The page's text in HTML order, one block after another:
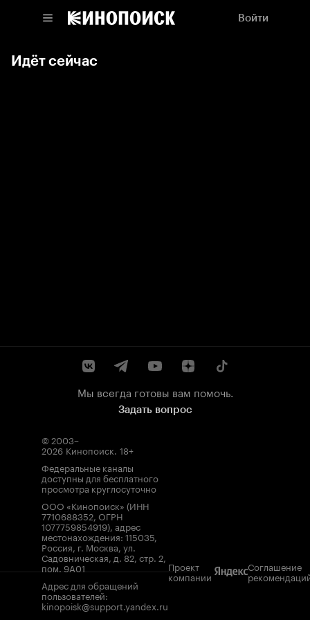
Войти
Идёт сейчас
Мы всегда готовы вам помочь.
Задать вопрос
© 2003–
2026 Кинопоиск. 18+
Федеральные каналы
доступны для бесплатного
просмотра круглосуточно
ООО «Кинопоиск» (ИНН
7710688352, ОГРН
1077759854919), адрес
местонахождения: 115035,
Россия, г. Москва, ул.
Садовническая, д. 82, стр. 2,
пом. 9А01
Адрес для обращений
пользователей:
kinopoisk@support.yandex.ru
Проект
компании
Соглашение